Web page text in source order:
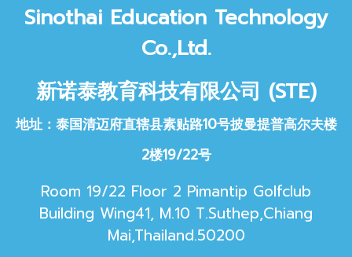
Sinothai Education Technology
Co.,Ltd.
新诺泰教育科技有限公司 (STE)
地址：泰国清迈府直辖县素贴路10号披曼提普高尔夫楼
2楼19/22号
Room 19/22 Floor 2 Pimantip Golfclub
Building Wing41, M.10 T.Suthep,Chiang
Mai,Thailand.50200